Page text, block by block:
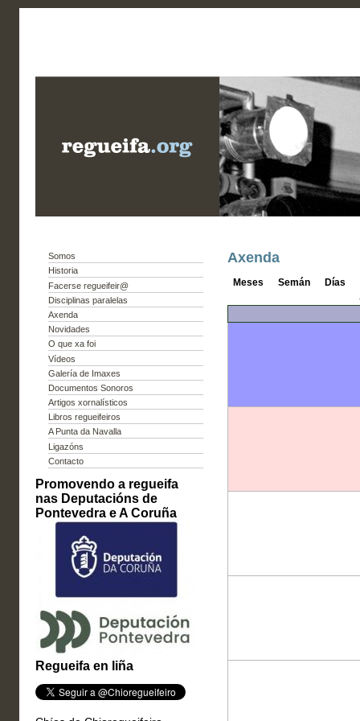
Somos
Historia
Facerse regueifeir@
Disciplinas paralelas
Axenda
Novidades
O que xa foi
Vídeos
Galería de Imaxes
Documentos Sonoros
Artigos xornalísticos
Libros regueifeiros
A Punta da Navalla
Ligazóns
Contacto
Promovendo a regueifa
nas Deputacións de
Pontevedra e A Coruña
Regueifa en liña
Axenda
Meses Semán Días